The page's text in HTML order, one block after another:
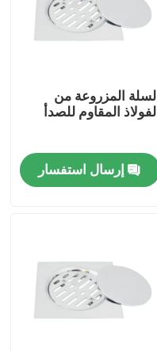
السلة المزروعة من
الفولاذ المقاوم للصدأ
إرسال استفسار